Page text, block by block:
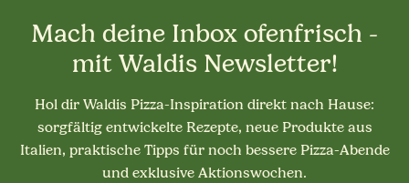
Mach deine Inbox ofenfrisch -
mit Waldis Newsletter!
Hol dir Waldis Pizza-Inspiration direkt nach Hause:
sorgfältig entwickelte Rezepte, neue Produkte aus
Italien, praktische Tipps für noch bessere Pizza-Abende
und exklusive Aktionswochen.